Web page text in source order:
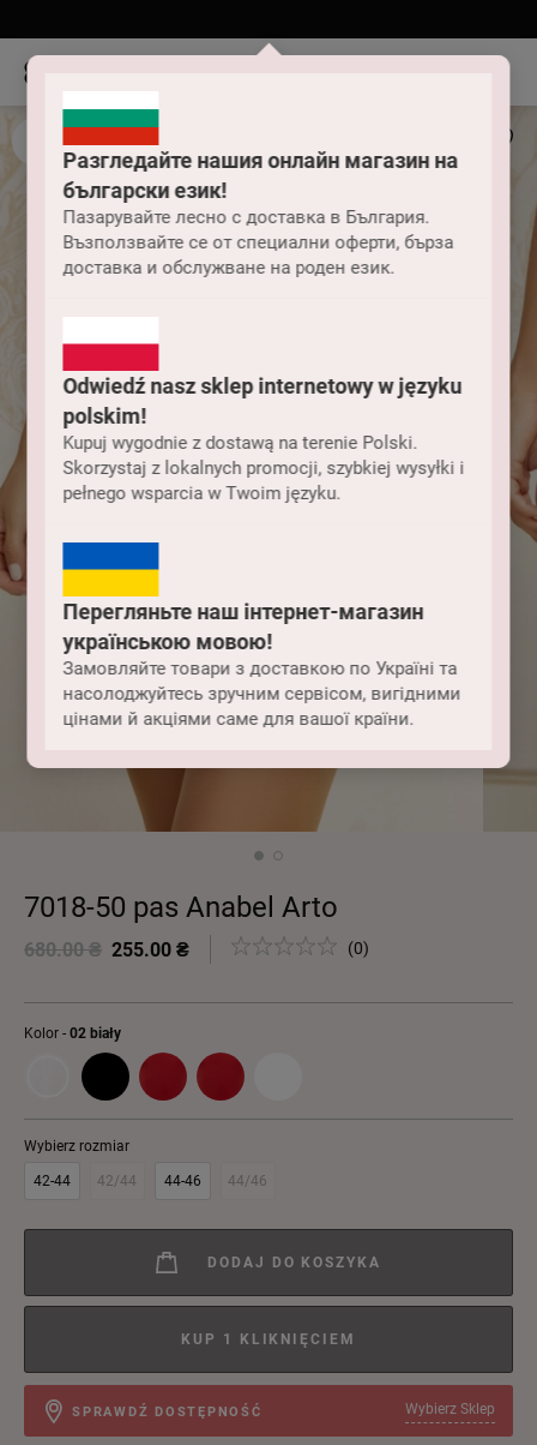
Разгледайте нашия онлайн магазин на
български език!
Пазарувайте лесно с доставка в България.
Възползвайте се от специални оферти, бърза
доставка и обслужване на роден език.
Odwiedź nasz sklep internetowy w języku
polskim!
Kupuj wygodnie z dostawą na terenie Polski.
Skorzystaj z lokalnych promocji, szybkiej wysyłki i
pełnego wsparcia w Twoim języku.
Перегляньте наш інтернет-магазин
українською мовою!
Замовляйте товари з доставкою по Україні та
насолоджуйтесь зручним сервісом, вигідними
цінами й акціями саме для вашої країни.
7018-50 pas Anabel Arto
680.00 ₴ 255.00 ₴ (0)
Kolor - 02 biały
Wybierz rozmiar
42-44 42/44 44-46 44/46
DODAJ DO KOSZYKA
KUP 1 KLIKNIĘCIEM
SPRAWDŹ DOSTĘPNOŚĆ Wybierz Sklep